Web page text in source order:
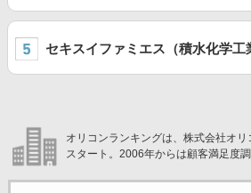
セキスイファミエス（積水化学工
オリコンランキングは、株式会社オ
スタート。2006年からは顧客満足度調